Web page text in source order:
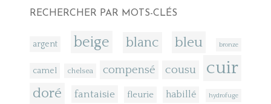
RECHERCHER PAR MOTS-CLÉS
argent beige blanc bleu bronze
camel chelsea compensé cousu cuir
doré fantaisie fleurie habillé hydrofuge